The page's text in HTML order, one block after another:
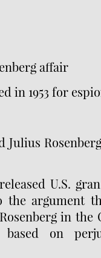
affair
in 1953 for
Julius
U.S.
the argument
in the
based on